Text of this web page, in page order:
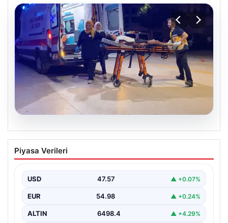
05.08.2026
İnegöl’de motosikletli silahlı saldırı: 19
yaşındaki Eren K. yaralandı
tüfekle ateş açması sonucu 19 yaşındaki Eren…
Piyasa Verileri
USD 47.57 ▲ +0.07%
EUR 54.98 ▲ +0.24%
ALTIN 6498.4 ▲ +4.29%